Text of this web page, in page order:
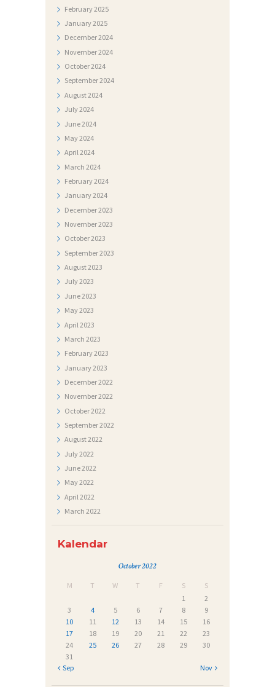
February2025
January2025
December2024
November2024
October2024
September2024
August2024
July2024
June2024
May2024
April2024
March 2024
February2024
January2024
December2023
November2023
October2023
September2023
August2023
July2023
June2023
May2023
April 2023
March 2023
February2023
January2023
December2022
November2022
October2022
September2022
August2022
July2022
June2022
May2022
April 2022
March 2022
Kalendar
October 2022
M T W T F S
S
1
2
3
4 5 6 7 8
9
10
11 12 13 14 15
16
17
18 19 20 21 22
23
24
25 26 27 28 29
30
31
« Sep
Nov »